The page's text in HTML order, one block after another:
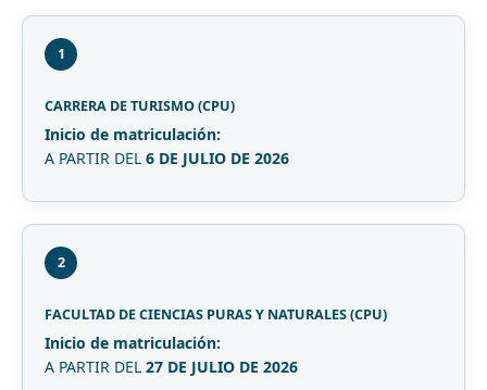
1
CARRERA DE TURISMO (CPU)
Inicio de matriculación:
A PARTIR DEL 6 DE JULIO DE 2026
2
FACULTAD DE CIENCIAS PURAS Y NATURALES (CPU)
Inicio de matriculación:
A PARTIR DEL 27 DE JULIO DE 2026